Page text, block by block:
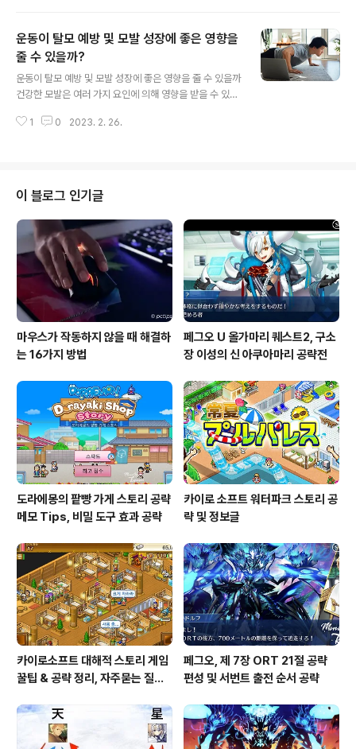
헨젤과 그레텔? 혹은 죽은 듯이 유리관 안에 꼼짝도 하지
않고 누워 있는 백설공주인가요? 이 이미지들은 여러분들
모두의 의식에 녹아들어 있습니다. 하지만 비슷한 민속의
뿌리를 공유하고 디즈니에 의해 재상상화된 것 외에도, 그
들 모두는 같은 악당, 즉 사악한 계모가 있었다는 공통점이
있기도 해요. 사악한 계모들이 수세기 동안 동화책의 페이
운동이 탈모 예방 및 모발 성장에 좋은 영향을
줄 수 있을까?
운동이 탈모 예방 및 모발 성장에 좋은 영향을 줄 수 있을까
건강한 모발은 여러 가지 요인에 의해 영향을 받을 수 있다.
미치는가?'에 대해 물어보았다. 운동에는 많은 환상적인 건
이 있을 수 있다. 우선, 운동은 혈액 순환과 모낭에 이로운
혈액 세포 내의 산소를 증가시킨다. 이것은 머리카락의 성
장 단계를 더 길게 만들 수 있다. 운동은 또한 스트레스를
줄일 수 있는데, 이것은 머리카락 숱을 줄이는 것과 관련된
요소 중 하나이다. 탈모에 시달리는 환자들을 돌보는 모발
이식 외과의사 ..
1 0 2023. 2. 26.
이 블로그 인기글
마우스가 작동하지 않을 때 해결하
는 16가지 방법
페그오 U 올가마리 퀘스트2, 구소
장 이성의 신 아쿠아마리 공략전
도라에몽의 팥빵 가게 스토리 공략
메모 Tips, 비밀 도구 효과 공략
카이로 소프트 워터파크 스토리 공
략 및 정보글
카이로소프트 대해적 스토리 게임
꿀팁 & 공략 정리, 자주묻는 질문
페그오, 제 7장 ORT 21절 공략
편성 및 서번트 출전 순서 공략